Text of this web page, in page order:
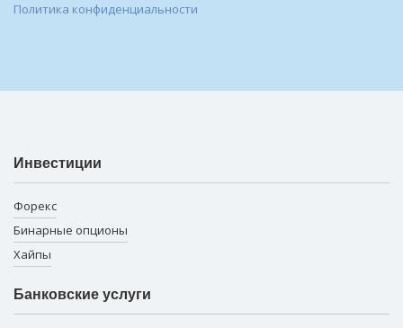
Политика конфиденциальности
Инвестиции
Форекс
Бинарные опционы
Хайпы
Банковские услуги